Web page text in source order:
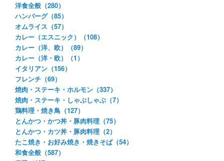
洋食全般（280）
ハンバーグ（85）
オムライス（57）
カレー（エスニック）（108）
カレー（洋、欧）（89）
カレー（洋・欧）（1）
イタリアン（156）
フレンチ（69）
焼肉・ステーキ・ホルモン（337）
焼肉・ステーキ・しゃぶしゃぶ（7）
鶏料理・焼き鳥（127）
とんかつ・かつ丼・豚肉料理（75）
とんかつ・カツ丼・豚肉料理（2）
たこ焼き・お好み焼き・焼きそば（54）
和食全般（587）